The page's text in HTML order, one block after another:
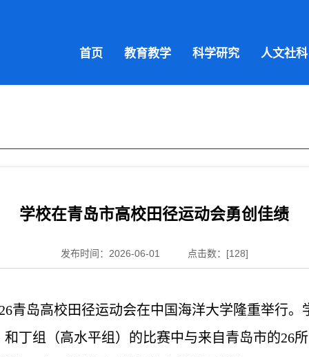
首页 教育教学 科学研究 人文社科
学校在青岛市高校田径运动会勇创佳绩
发布时间：2026-06-01 点击数：[128]
青岛高校田径运动会在中国海洋大学隆重举行。
和丁组（高水平组）的比赛中与来自青岛市的26